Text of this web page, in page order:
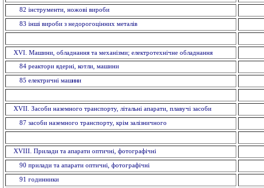
82 інструменти, ножовi вироби
83 іншi вироби з недорогоцінних металiв
XVI. Машини, обладнання та механізми; електротехнічне обладнання
84 реактори ядерні, котли, машини
85 електричнi машини
XVII. Засоби наземного транспорту, літальні апарати, плавучі засоби
87 засоби наземного транспорту, крiм залізничного
XVIII. Прилади та апарати оптичнi, фотографічні
90 прилади та апарати оптичнi, фотографічні
91 годинники